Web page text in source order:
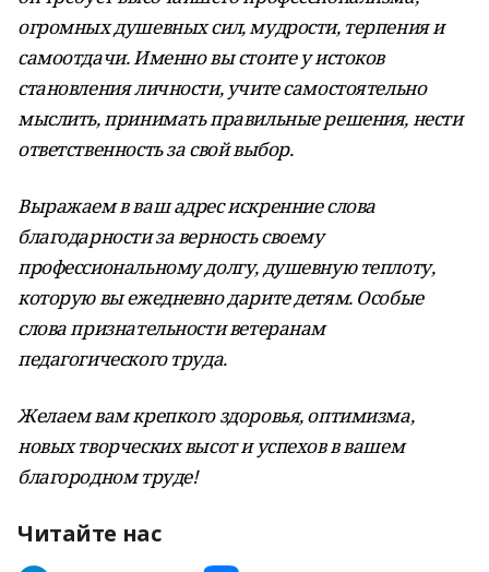
огромных душевных сил, мудрости, терпения и
самоотдачи. Именно вы стоите у истоков
становления личности, учите самостоятельно
мыслить, принимать правильные решения, нести
ответственность за свой выбор.
Выражаем в ваш адрес искренние слова
благодарности за верность своему
профессиональному долгу, душевную теплоту,
которую вы ежедневно дарите детям. Особые
слова признательности ветеранам
педагогического труда.
Желаем вам крепкого здоровья, оптимизма,
новых творческих высот и успехов в вашем
благородном труде!
Читайте нас